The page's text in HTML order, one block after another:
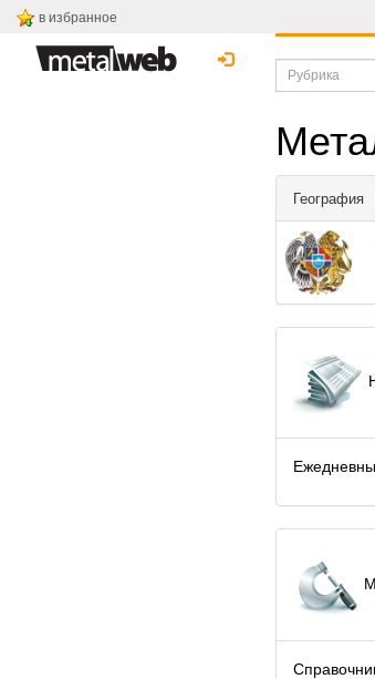
в избранное
География